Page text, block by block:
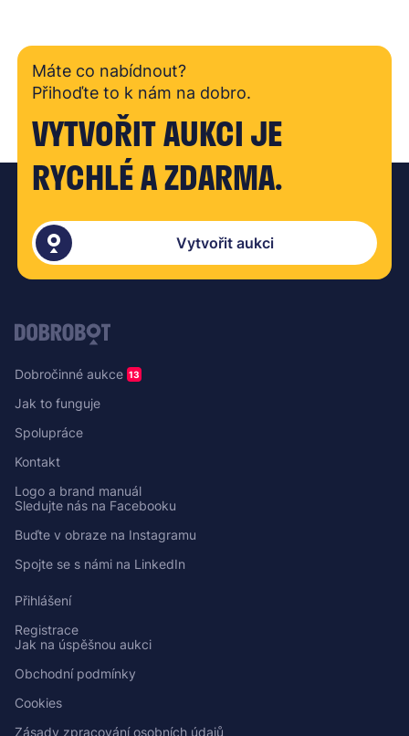
Máte co nabídnout?
Přihoďte to k nám na dobro.
VYTVOŘIT AUKCI JE
RYCHLÉ A ZDARMA.
Vytvořit aukci
Dobročinné aukce 13
Jak to funguje
Spolupráce
Kontakt
Logo a brand manuál
Sledujte nás na Facebooku
Buďte v obraze na Instagramu
Spojte se s námi na LinkedIn
Přihlášení
Registrace
Jak na úspěšnou aukci
Obchodní podmínky
Cookies
Zásady zpracování osobních údajů